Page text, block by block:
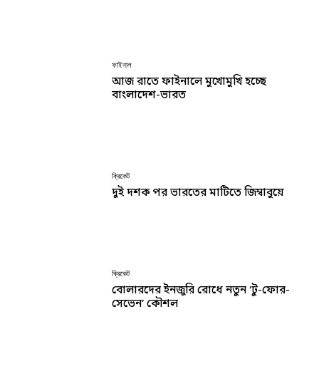
ফাইনাল
আজ রাতে ফাইনালে মুখোমুখি হচ্ছে
বাংলাদেশ-ভারত
ক্রিকেট
দুই দশক পর ভারতের মাটিতে জিম্বাবুয়ে
ক্রিকেট
বোলারদের ইনজুরি রোধে নতুন ‘টু-ফোর-
সেভেন’ কৌশল